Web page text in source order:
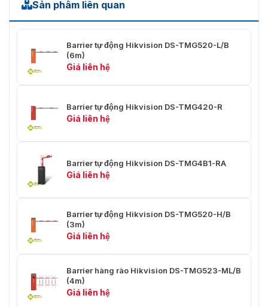
Sản phẩm liên quan
Barrier tự động Hikvision DS-TMG520-L/B
(6m)
Giá liên hệ
Barrier tự động Hikvision DS-TMG420-R
Giá liên hệ
Barrier tự động Hikvision DS-TMG4B1-RA
Giá liên hệ
Barrier tự động Hikvision DS-TMG520-H/B
(3m)
Giá liên hệ
Barrier hàng rào Hikvision DS-TMG523-ML/B
(4m)
Giá liên hệ